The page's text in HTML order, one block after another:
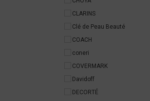
CLARINS
Clé de Peau Beauté
COACH
coneri
COVERMARK
Davidoff
DECORTÉ